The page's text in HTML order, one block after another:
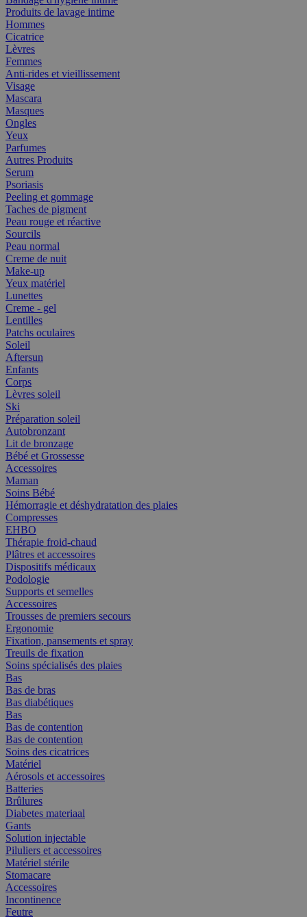
Produits de lavage intime
Hommes
Cicatrice
Lèvres
Femmes
Anti-rides et vieillissement
Visage
Mascara
Masques
Ongles
Yeux
Parfumes
Autres Produits
Serum
Psoriasis
Peeling et gommage
Taches de pigment
Peau rouge et réactive
Sourcils
Peau normal
Creme de nuit
Make-up
Yeux matériel
Lunettes
Creme - gel
Lentilles
Patchs oculaires
Soleil
Aftersun
Enfants
Corps
Lèvres soleil
Ski
Préparation soleil
Autobronzant
Lit de bronzage
Bébé et Grossesse
Accessoires
Maman
Soins Bébé
Hémorragie et déshydratation des plaies
Compresses
EHBO
Thérapie froid-chaud
Plâtres et accessoires
Dispositifs médicaux
Podologie
Supports et semelles
Accessoires
Trousses de premiers secours
Ergonomie
Fixation, pansements et spray
Treuils de fixation
Soins spécialisés des plaies
Bas
Bas de bras
Bas diabétiques
Bas
Bas de contention
Bas de contention
Soins des cicatrices
Matériel
Aérosols et accessoires
Batteries
Brûlures
Diabetes materiaal
Gants
Solution injectable
Piluliers et accessoires
Matériel stérile
Stomacare
Accessoires
Incontinence
Feutre